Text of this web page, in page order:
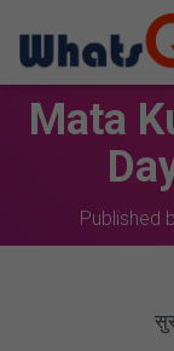
Mata
Published